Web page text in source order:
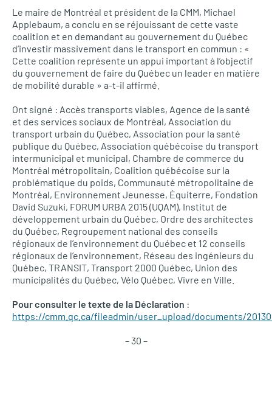
Le maire de Montréal et président de la CMM, Michael
Applebaum, a conclu en se réjouissant de cette vaste
coalition et en demandant au gouvernement du Québec
d’investir massivement dans le transport en commun : «
Cette coalition représente un appui important à l’objectif
du gouvernement de faire du Québec un leader en matière
de mobilité durable » a-t-il affirmé.
Ont signé : Accès transports viables, Agence de la santé
et des services sociaux de Montréal, Association du
transport urbain du Québec, Association pour la santé
publique du Québec, Association québécoise du transport
intermunicipal et municipal, Chambre de commerce du
Montréal métropolitain, Coalition québécoise sur la
problématique du poids, Communauté métropolitaine de
Montréal, Environnement Jeunesse, Équiterre, Fondation
David Suzuki, FORUM URBA 2015 (UQAM), Institut de
développement urbain du Québec, Ordre des architectes
du Québec, Regroupement national des conseils
régionaux de l’environnement du Québec et 12 conseils
régionaux de l’environnement, Réseau des ingénieurs du
Québec, TRANSIT, Transport 2000 Québec, Union des
municipalités du Québec, Vélo Québec, Vivre en Ville.
Pour consulter le texte de la Déclaration :
https://cmm.qc.ca/fileadmin/user_upload/documents/
– 30 –